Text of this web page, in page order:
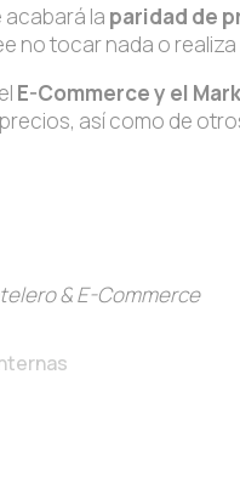
acabará la paridad de
no tocar nada o
E-Commerce y el
así como de
& E-Commerce